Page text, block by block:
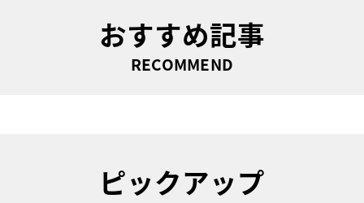
おすすめ記事
RECOMMEND
ピックアップ